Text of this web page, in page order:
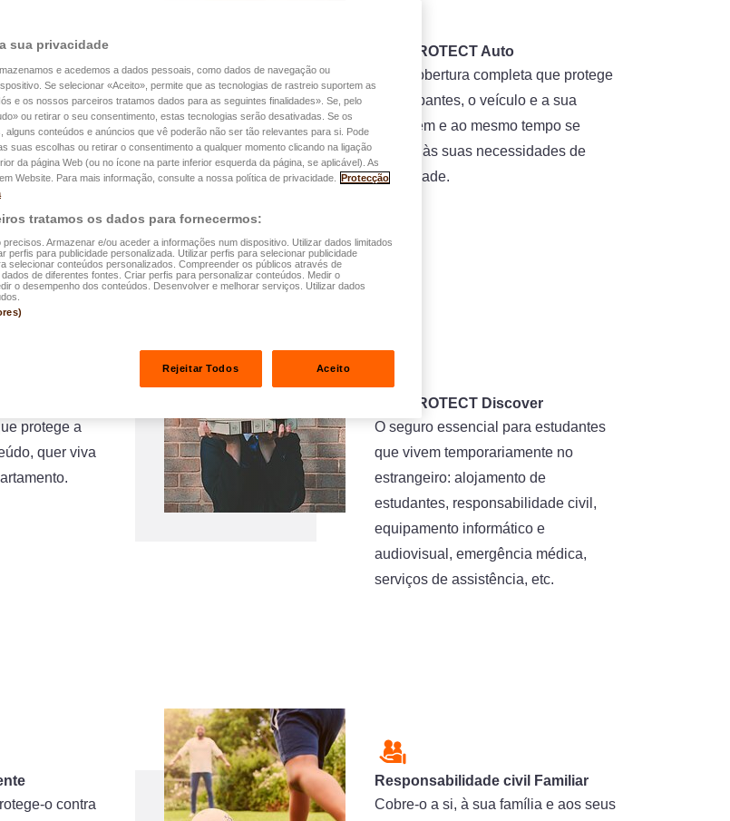
contrato no
combinar
de seguro:
easyPROTECT Auto
Uma cobertura completa que protege
os ocupantes, o veículo e a sua
bagagem e ao mesmo tempo se
adapta às suas necessidades de
mobilidade.
protege a
quer viva
easyPROTECT Discover
O seguro essencial para estudantes
que vivem temporariamente no
estrangeiro: alojamento de
estudantes, responsabilidade civil,
equipamento informático e
audiovisual, emergência médica,
serviços de assistência, etc.
o contra
Responsabilidade civil Familiar
Cobre-o a si, à sua família e aos seus
sua privacidade
e acedemos a dados pessoais, como dados de navegação ou
Se selecionar «Aceito», permite que as tecnologias de rastreio suportem as
e os nossos parceiros tratamos dados para as seguintes finalidades». Se, pelo
ou retirar o seu consentimento, estas tecnologias serão desativadas. Se os
alguns conteúdos e anúncios que vê poderão não ser tão relevantes para si. Pode
suas escolhas ou retirar o consentimento a qualquer momento clicando na ligação
da página Web (ou no ícone na parte inferior esquerda da página, se aplicável). As
Website. Para mais informação, consulte a nossa política de privacidade.
Protecção
tratamos os dados para fornecermos:
Armazenar e/ou aceder a informações num dispositivo. Utilizar dados limitados
perfis para publicidade personalizada. Utilizar perfis para selecionar publicidade
selecionar conteúdos personalizados. Compreender os públicos através de
de diferentes fontes. Criar perfis para personalizar conteúdos. Medir o
o desempenho dos conteúdos. Desenvolver e melhorar serviços. Utilizar dados
Rejeitar Todos Aceito